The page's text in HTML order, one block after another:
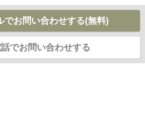
でお問い合わせする(無料)
話でお問い合わせする